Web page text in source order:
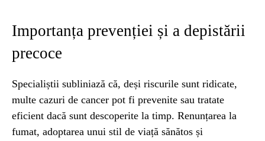
Importanța prevenției și a depistării
precoce
Specialiștii subliniază că, deși riscurile sunt ridicate,
multe cazuri de cancer pot fi prevenite sau tratate
eficient dacă sunt descoperite la timp. Renunțarea la
fumat, adoptarea unui stil de viață sănătos și